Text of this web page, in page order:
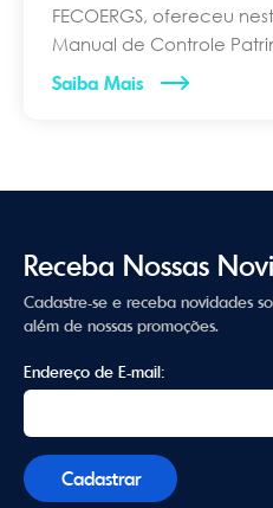
FECOERGS, ofereceu
Manual de Controle
Saiba Mais
Receba Nossas
Cadastre-se e receba novidades
além de nossas promoções.
Endereço de E-mail: